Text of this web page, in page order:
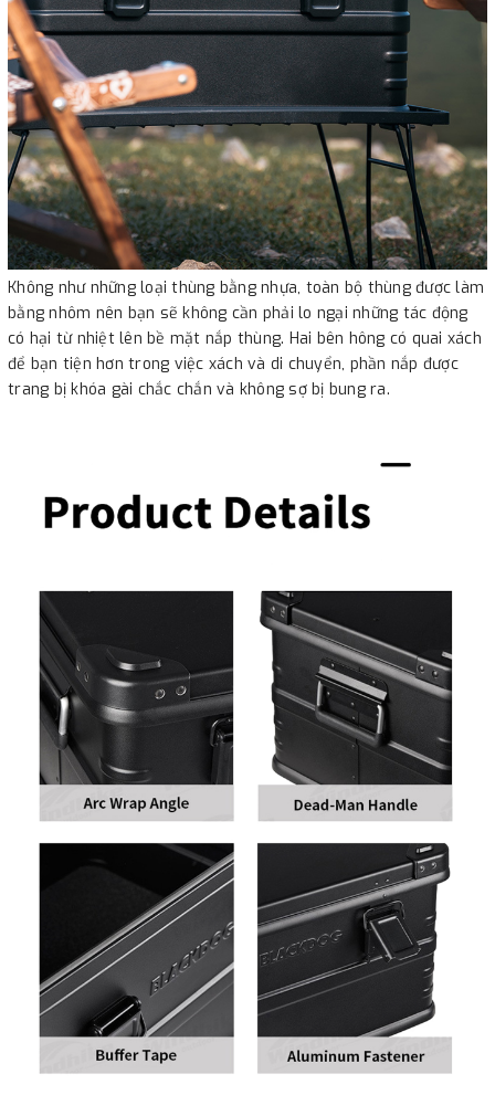
Không như những loại thùng bằng nhựa, toàn bộ thùng được làm
bằng nhôm nên bạn sẽ không cần phải lo ngại những tác động
có hại từ nhiệt lên bề mặt nắp thùng. Hai bên hông có quai xách
để bạn tiện hơn trong việc xách và di chuyển, phần nắp được
trang bị khóa gài chắc chắn và không sợ bị bung ra.